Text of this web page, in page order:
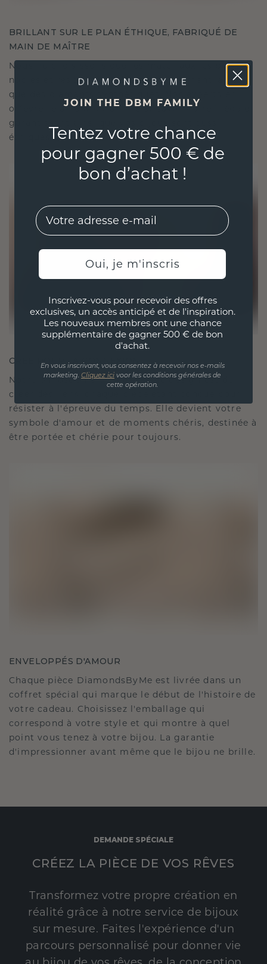
BRILLANT SUR LE PLAN ÉTHIQUE, FABRIQUÉ DE
MAIN DE MAÎTRE
Nous ne choisissons que les matériaux les plus
nobles et respectueux de l'environnement, ainsi
que des diamants synthétiques. Nos experts en
orfèvrerie allient durabilité et savoir-faire inégalé,
garantissant ainsi que vos bijoux sont aussi
éthiques qu'exquis.
CRÉÉ POUR LA CONNEXION
Notre philosophie en matière de design est de
créer des liens, chaque pièce étant conçue pour
résister à l'épreuve du temps. Elle devient votre
symbole d'amour et de moments chéris, destinée à
être portée et chérie pour toujours.
ENVELOPPÉS D'AMOUR
Chaque pièce DiamondsByMe est livrée dans un
coffret spécial qui marque le début de l'histoire de
votre cadeau. Choisissez l'emballage qui
correspond à votre style et qui montre à quel
point vous tenez à votre bijou. La garantie
d'impressionner avant même que le bijou ne brille.
DEMANDE SPÉCIALE
CRÉEZ LA PIÈCE DE VOS RÊVES
Transformez votre propre création en
réalité grâce à notre service de bijoux
sur mesure. Faites l'expérience d'un
parcours personnalisé pour donner vie
JOIN THE DBM FAMILY
Tentez votre chance
pour gagner 500 € de
bon d’achat !
EMail
Oui, je m'inscris
Inscrivez-vous pour recevoir des offres
exclusives, un accès anticipé et de l'inspiration.
Les nouveaux membres ont une chance
supplémentaire de gagner 500 € de bon
d'achat.
En vous inscrivant, vous consentez à recevoir nos e-mails
marketing. Cliquez ici voor les conditions générales de
cette opération.